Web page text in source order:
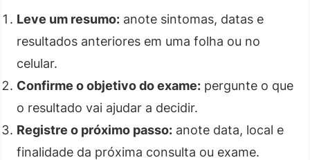
Leve um resumo: anote sintomas, datas e
resultados anteriores em uma folha ou no
celular.
Confirme o objetivo do exame: pergunte o que
o resultado vai ajudar a decidir.
Registre o próximo passo: anote data, local e
finalidade da próxima consulta ou exame.